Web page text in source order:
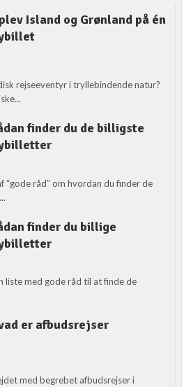
Island og Grønland på én
rejseeventyr i tryllebindende natur?
finder du de billigste
råd” om hvordan du finder de
finder du billige
liste med gode råd til at finde de
er afbudsrejser
med begrebet afbudsrejser i